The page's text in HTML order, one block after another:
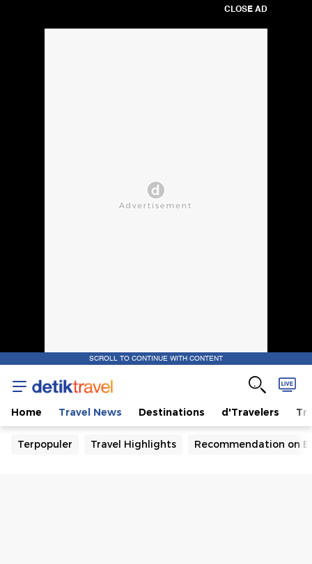
CLOSE AD
SCROLL TO CONTINUE WITH CONTENT
Home Travel News Destinations d'Travelers
Terpopuler Travel Highlights Recommendation on